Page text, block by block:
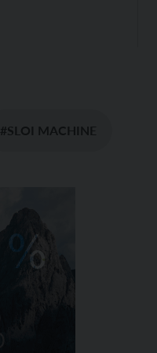
#SLOI MACHINE